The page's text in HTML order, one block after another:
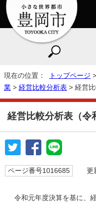
現在の位置： トップページ >
業 > 経営比較分析表 > 経営
経営比較分析表（令
ページ番号1016685 更
令和元年度決算を基に、